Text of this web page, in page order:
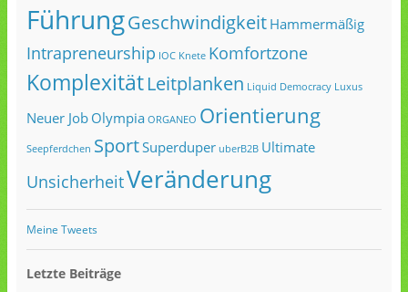
FührungGeschwindigkeit Hammermäßig
Intrapreneurship IOC Knete Komfortzone
Komplexität Leitplanken Liquid Democracy Luxus
Neuer Job Olympia ORGANEO Orientierung
Seepferdchen SportSuperduper uberB2B Ultimate
UnsicherheitVeränderung
Meine Tweets
Letzte Beiträge